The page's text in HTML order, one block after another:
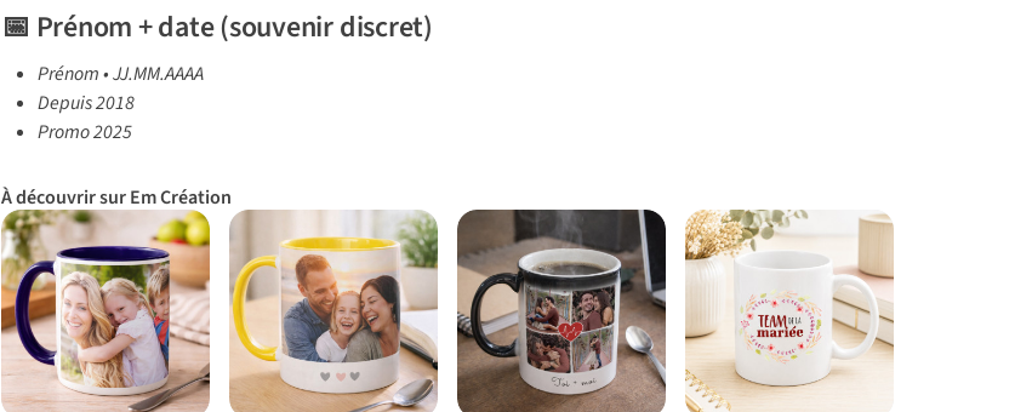
📅 Prénom + date (souvenir discret)
Prénom • JJ.MM.AAAA
Depuis 2018
Promo 2025
À découvrir sur Em Création